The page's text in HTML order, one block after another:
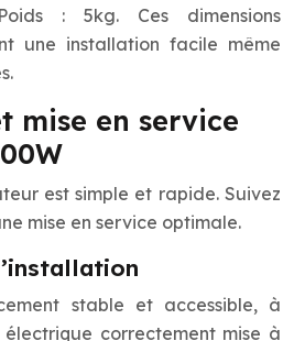
: 5kg. Ces dimensions
une installation facile même
mise en service
est simple et rapide. Suivez
mise en service optimale.
stable et accessible, à
électrique correctement mise à